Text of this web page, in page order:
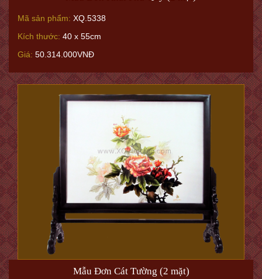
Mã sản phẩm: XQ.5338
Kích thước: 40 x 55cm
Giá: 50.314.000VNĐ
Mẫu Đơn Cát Tường (2 mặt)